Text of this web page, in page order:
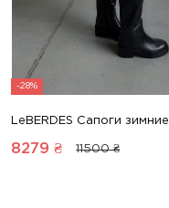
-28%
LeBERDES Сапоги зимние
8279 ₴ 11500 ₴